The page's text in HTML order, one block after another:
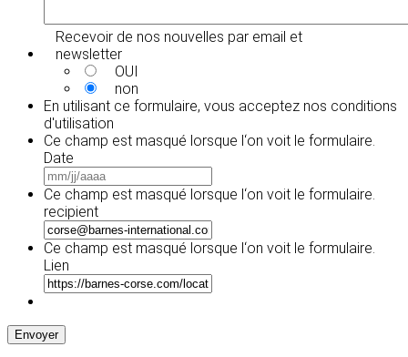
Recevoir de nos nouvelles par email et
newsletter
OUI
non
En utilisant ce formulaire, vous acceptez nos conditions
d'utilisation
Ce champ est masqué lorsque l‘on voit le formulaire.
Date
slash
slash
AAAA
Ce champ est masqué lorsque l‘on voit le formulaire.
recipient
Ce champ est masqué lorsque l‘on voit le formulaire.
Lien
Envoyer